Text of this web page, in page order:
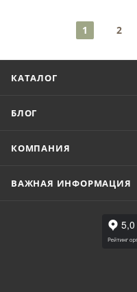
1 2
КАТАЛОГ
БЛОГ
КОМПАНИЯ
ВАЖНАЯ ИНФОРМАЦИЯ